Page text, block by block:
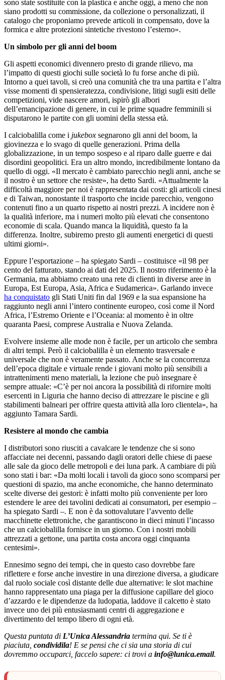
sono state sostituite con la plastica e anche oggi, a meno che non
siano prodotti su commissione, da collezione o personalizzati, il
catalogo che proponiamo prevede articoli in compensato, dove la
formica e altre protezioni sintetiche rivestono l’esterno».
Un simbolo per gli anni del boom
Gli aspetti economici divennero presto di grande rilievo, ma
l’impatto di questi giochi sulle società lo fu forse anche di più.
Intorno a quei tavoli, si creò una comunità che tra una partita e l’altra
visse momenti di spensieratezza, condivisione, litigi sugli esiti delle
competizioni, vide nascere amori, ispirò gli albori
dell’emancipazione di genere, in cui le prime squadre femminili si
disputarono le partite con gli uomini della stessa età.
I calciobalilla come i jukebox segnarono gli anni del boom, la
giovinezza e lo svago di quelle generazioni. Prima della
globalizzazione, in un tempo sospeso e al riparo dalle guerre e dai
disordini geopolitici. Era un altro mondo, incredibilmente lontano da
quello di oggi. «Il mercato è cambiato parecchio negli anni, anche se
il nostro è un settore che resiste», ha detto Sardi. «Attualmente la
difficoltà maggiore per noi è rappresentata dai costi: gli articoli cinesi
e di Taiwan, nonostante il trasporto che incide parecchio, vengono
contenuti fino a un quarto rispetto ai nostri prezzi. A incidere non è
la qualità inferiore, ma i numeri molto più elevati che consentono
economie di scala. Quando manca la liquidità, questo fa la
differenza. Inoltre, subiremo presto gli aumenti energetici di questi
ultimi giorni».
Eppure l’esportazione – ha spiegato Sardi – costituisce «il 98 per
cento del fatturato, stando ai dati del 2025. Il nostro riferimento è la
Germania, ma abbiamo creato una rete di clienti in diverse aree in
Europa, Est Europa, Asia, Africa e Sudamerica». Garlando invece
ha conquistato gli Stati Uniti fin dal 1969 e la sua espansione ha
raggiunto negli anni l’intero continente europeo, così come il Nord
Africa, l’Estremo Oriente e l’Oceania: al momento è in oltre
quaranta Paesi, comprese Australia e Nuova Zelanda.
Evolvere insieme alle mode non è facile, per un articolo che sembra
di altri tempi. Però il calciobalilla è un elemento trasversale e
universale che non è veramente passato. Anche se la concorrenza
dell’epoca digitale e virtuale rende i giovani molto più sensibili a
intrattenimenti meno materiali, la lezione che può insegnare è
sempre attuale: «C’è per noi ancora la possibilità di rifornire molti
esercenti in Liguria che hanno deciso di attrezzare le piscine e gli
stabilimenti balneari per offrire questa attività alla loro clientela», ha
aggiunto Tamara Sardi.
Resistere al mondo che cambia
I distributori sono riusciti a cavalcare le tendenze che si sono
affacciate nei decenni, passando dagli oratori delle chiese di paese
alle sale da gioco delle metropoli e dei luna park. A cambiare di più
sono stati i bar: «Da molti locali i tavoli da gioco sono scomparsi per
questioni di spazio, ma anche economiche, che hanno determinato
scelte diverse dei gestori: è infatti molto più conveniente per loro
estendere le aree dei tavolini dedicati ai consumatori, per esempio –
ha spiegato Sardi –. E non è da sottovalutare l’avvento delle
macchinette elettroniche, che garantiscono in dieci minuti l’incasso
che un calciobalilla fornisce in un giorno. Con i nostri mobili
attrezzati a gettone, una partita costa ancora oggi cinquanta
centesimi».
Ennesimo segno dei tempi, che in questo caso dovrebbe fare
riflettere e forse anche investire in una direzione diversa, a giudicare
dal ruolo sociale così distante delle due alternative: le slot machine
hanno rappresentato una piaga per la diffusione capillare del gioco
d’azzardo e le dipendenze da ludopatia, laddove il calcetto è stato
invece uno dei più entusiasmanti centri di aggregazione e
divertimento del tempo libero di ogni età.
Questa puntata di L’Unica Alessandria termina qui. Se ti è
piaciuta, condividila! E se pensi che ci sia una storia di cui
dovremmo occuparci, faccelo sapere: ci trovi a info@lunica.email.